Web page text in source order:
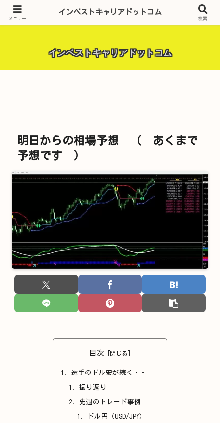
昨今話題の投資全般・金融関連全般・ＦＸトレード全般・生活に役立つ情報・
インベストキャリアドットコム
明日からの相場予想 （ あくまで
予想です ）
目次
選手のドル安が続く・・
振り返り
先週のトレード事例
ドル円（USD/JPY）
メニュー
インベストキャリアドットコム
検索